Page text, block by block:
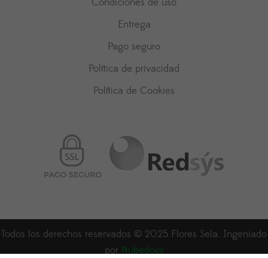
Entrega
Pago seguro
Política de privacidad
Política de Cookies
Todos los derechos reservados © 2025 Flores Sela. Ingeniado
por Nubedocs